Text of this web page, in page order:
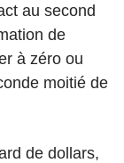
au second
de
à zéro ou
moitié de
de dollars,